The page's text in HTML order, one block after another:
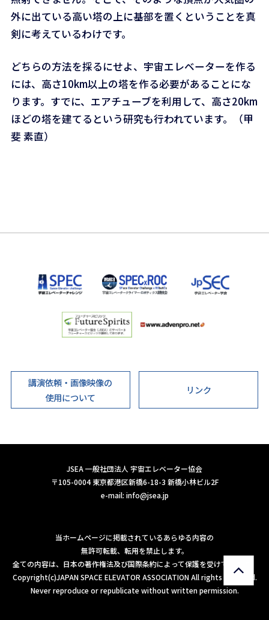
外に出ている高い塔の上に基部を置くということを真
剣に考えているわけです。
どちらの方法を採るにせよ、宇宙エレベーターを作る
には、高さ10km以上の塔を作る必要があることにな
ります。すでに、エアチューブを利用して、高さ20km
ほどの塔を建てるという研究も行われています。（甲
斐 素直）
講演依頼・画像映像の
使用について
リンク
JSEA 一般社団法人 宇宙エレベーター協会
〒105-0004 東京都港区新橋6-18-3 新橋小林ビル2F
e-mail: info@jsea.jp
当ホームページに掲載されているあらゆる内容の
無許可転載、転用を禁止します。
全ての内容は、日本の著作権法及び国際条約によって保護を受けています。
Copyright(c)JAPAN SPACE ELEVATOR ASSOCIATION All rights reserved.
Never reproduce or republicate without written permission.